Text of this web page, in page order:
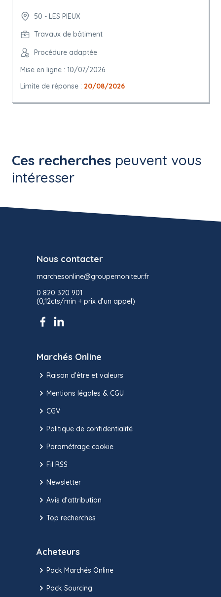
50 - LES PIEUX
Travaux de bâtiment
Procédure adaptée
Mise en ligne : 10/07/2026
Limite de réponse : 20/08/2026
Ces recherches peuvent vous
intéresser
Nous contacter
marchesonline@groupemoniteur.fr
0 820 320 901
(0,12cts/min + prix d’un appel)
Marchés Online
Raison d’être et valeurs
Mentions légales & CGU
CGV
Politique de confidentialité
Paramétrage cookie
Fil RSS
Newsletter
Avis d'attribution
Top recherches
Acheteurs
Pack Marchés Online
Pack Sourcing